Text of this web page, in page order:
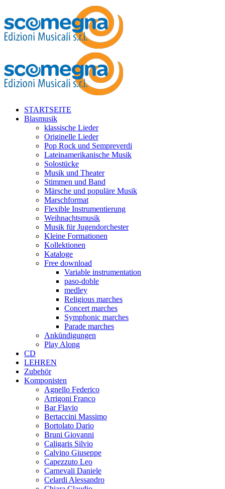
STARTSEITE
Blasmusik
klassische Lieder
Originelle Lieder
Pop Rock und Sempreverdi
Lateinamerikanische Musik
Solostücke
Musik und Theater
Stimmen und Band
Märsche und populäre Musik
Marschformat
Flexible Instrumentierung
Weihnachtsmusik
Musik für Jugendorchester
Kleine Formationen
Kollektionen
Kataloge
Free download
Variable instrumentation
paso-doble
medley
Religious marches
Concert marches
Symphonic marches
Parade marches
Ankündigungen
Play Along
CD
LEHREN
Zubehör
Komponisten
Agnello Federico
Arrigoni Franco
Bar Flavio
Bertaccini Massimo
Bortolato Dario
Bruni Giovanni
Caligaris Silvio
Calvino Giuseppe
Capezzuto Leo
Carnevali Daniele
Celardi Alessandro